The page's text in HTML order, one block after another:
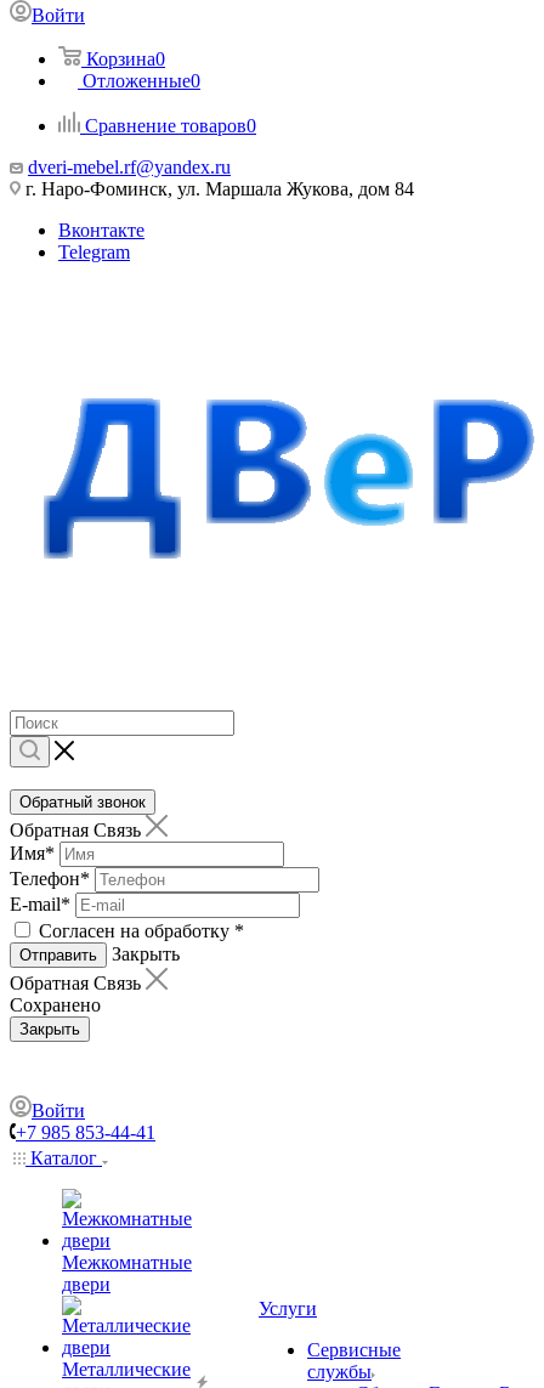
Войти
Корзина0
Отложенные0
Сравнение товаров0
dveri-mebel.rf@yandex.ru
г. Наро-Фоминск, ул. Маршала Жукова, дом 84
Вконтакте
Telegram
Обратный звонок
Обратная Связь
Имя*
Телефон*
E-mail*
Согласен на обработку *
Отправить
Закрыть
Обратная Связь
Сохранено
Закрыть
Войти
+7 985 853-44-41
Каталог
Межкомнатные
двери
Металлические
Услуги
Сервисные
службы